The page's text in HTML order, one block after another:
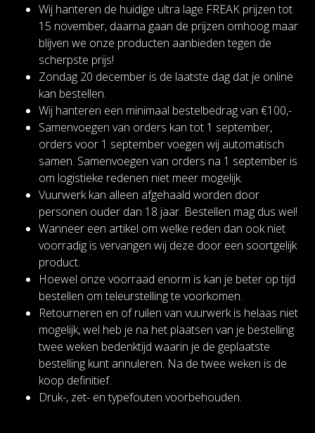
Wij hanteren de huidige ultra lage FREAK prijzen tot
15 november, daarna gaan de prijzen omhoog maar
blijven we onze producten aanbieden tegen de
scherpste prijs!
Zondag 20 december is de laatste dag dat je online
kan bestellen.
Wij hanteren een minimaal bestelbedrag van €100,-
Samenvoegen van orders kan tot 1 september,
orders voor 1 september voegen wij automatisch
samen. Samenvoegen van orders na 1 september is
om logistieke redenen niet meer mogelijk.
Vuurwerk kan alleen afgehaald worden door
personen ouder dan 18 jaar. Bestellen mag dus wel!
Wanneer een artikel om welke reden dan ook niet
voorradig is vervangen wij deze door een soortgelijk
product.
Hoewel onze voorraad enorm is kan je beter op tijd
bestellen om teleurstelling te voorkomen.
Retourneren en of ruilen van vuurwerk is helaas niet
mogelijk, wel heb je na het plaatsen van je bestelling
twee weken bedenktijd waarin je de geplaatste
bestelling kunt annuleren. Na de twee weken is de
koop definitief.
Druk-, zet- en typefouten voorbehouden.